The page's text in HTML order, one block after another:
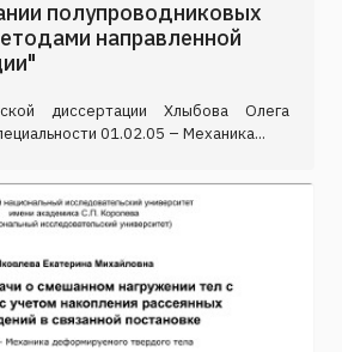
полупроводниковых
направленной
диссертации Хлыбова Олега
01.02.05 – Механика...